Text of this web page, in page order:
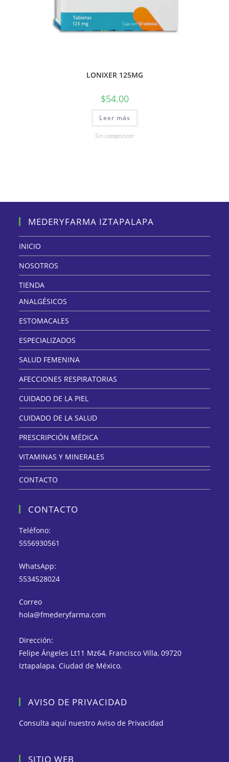
LONIXER 125MG
$54.00
Leer más
Sin categorizar
MEDERYFARMA IZTAPALAPA
INICIO
NOSOTROS
TIENDA
ANALGÉSICOS
ESTOMACALES
ESPECIALIZADOS
SALUD FEMENINA
AFECCIONES RESPIRATORIAS
CUIDADO DE LA PIEL
CUIDADO DE LA SALUD
PRESCRIPCIÓN MÉDICA
VITAMINAS Y MINERALES
CONTACTO
CONTACTO
Teléfono:
5556930561
WhatsApp:
5534528024
Correo
hola@fmederyfarma.com
Dirección:
Felipe Ángeles Lt11 Mz64, Francisco Villa, 09720
Iztapalapa. Ciudad de México.
AVISO DE PRIVACIDAD
Consulta aquí nuestroAviso de Privacidad
SITIO WEB